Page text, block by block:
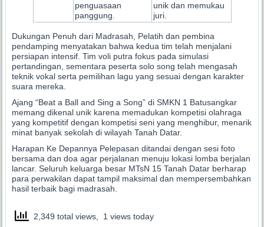
penguasaan
panggung.
unik dan memukau
juri.
Dukungan Penuh dari Madrasah, Pelatih dan pembina
pendamping menyatakan bahwa kedua tim telah menjalani
persiapan intensif. Tim voli putra fokus pada simulasi
pertandingan, sementara peserta solo song telah mengasah
teknik vokal serta pemilihan lagu yang sesuai dengan karakter
suara mereka.
Ajang “Beat a Ball and Sing a Song” di SMKN 1 Batusangkar
memang dikenal unik karena memadukan kompetisi olahraga
yang kompetitif dengan kompetisi seni yang menghibur, menarik
minat banyak sekolah di wilayah Tanah Datar.
Harapan Ke Depannya Pelepasan ditandai dengan sesi foto
bersama dan doa agar perjalanan menuju lokasi lomba berjalan
lancar. Seluruh keluarga besar MTsN 15 Tanah Datar berharap
para perwakilan dapat tampil maksimal dan mempersembahkan
hasil terbaik bagi madrasah.
2,349 total views, 1 views today